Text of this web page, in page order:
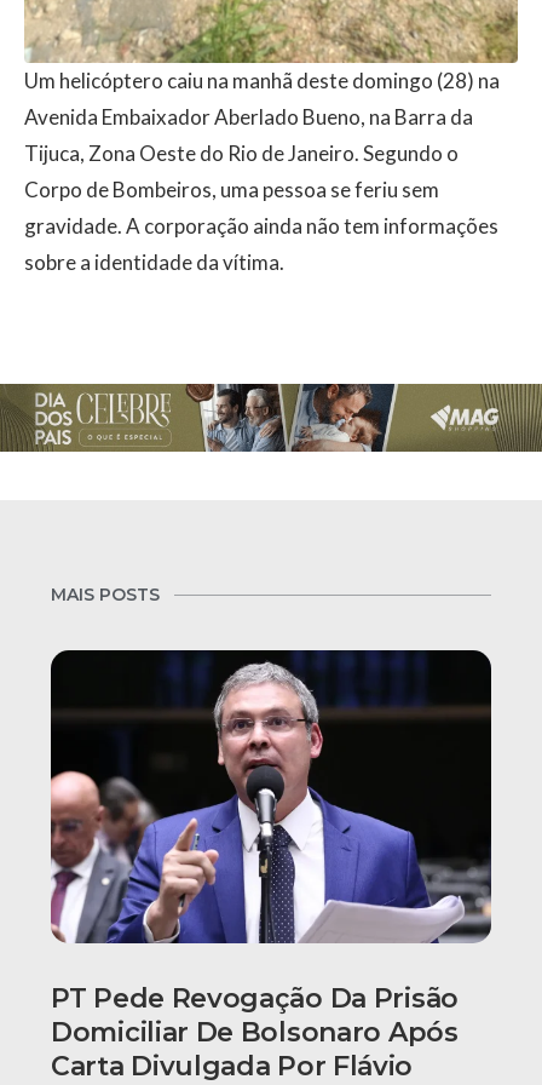
Um helicóptero caiu na manhã deste domingo (28) na
Avenida Embaixador Aberlado Bueno, na Barra da
Tijuca, Zona Oeste do Rio de Janeiro. Segundo o
Corpo de Bombeiros, uma pessoa se feriu sem
gravidade. A corporação ainda não tem informações
sobre a identidade da vítima.
MAIS POSTS
PT Pede Revogação Da Prisão
Domiciliar De Bolsonaro Após
Carta Divulgada Por Flávio